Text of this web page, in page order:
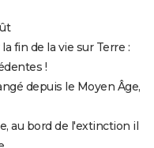
fin de la vie sur Terre :
!
depuis le Moyen Âge,
au bord de l'extinction il